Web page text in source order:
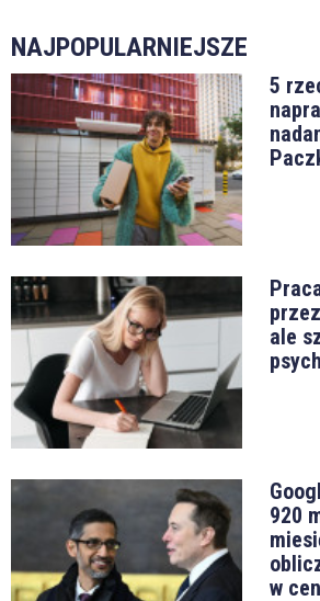
NAJPOPULARNIEJSZE
5
ale
920
w